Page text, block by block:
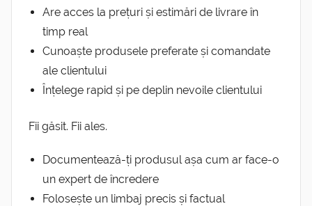
Are acces la prețuri și estimări de livrare în
timp real
Cunoaște produsele preferate și comandate
ale clientului
Înțelege rapid și pe deplin nevoile clientului
Fii găsit. Fii ales.
Documentează-ți produsul așa cum ar face-o
un expert de încredere
Folosește un limbaj precis și factual